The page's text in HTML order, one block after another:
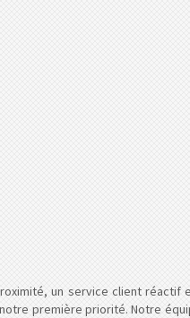
un service client réactif
première priorité. Notre